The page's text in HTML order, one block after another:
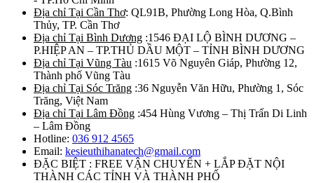
Địa chỉ Tại Cần Thơ: QL91B, Phường Long Hòa, Q.Bình
Thủy, TP. Cần Thơ
Địa chỉ Tại Bình Dương :1546 ĐẠI LỘ BÌNH DƯƠNG –
P.HIỆP AN – TP.THỦ DẦU MỘT – TỈNH BÌNH DƯƠNG
Địa chỉ Tại Vũng Tàu :1615 Võ Nguyên Giáp, Phường 12,
Thành phố Vũng Tàu
Địa chỉ Tại Sóc Trăng :36 Nguyễn Văn Hữu, Phường 1, Sóc
Trăng, Việt Nam
Địa chỉ Tại Lâm Đồng :454 Hùng Vương – Thị Trấn Di Linh
– Lâm Đồng
Hotline: 036 912 4565
Email: kesieuthihanatech@gmail.com
ĐẶC BIỆT : FREE VẬN CHUYỂN + LẮP ĐẶT NỘI
THÀNH CÁC TỈNH VÀ THÀNH PHỐ